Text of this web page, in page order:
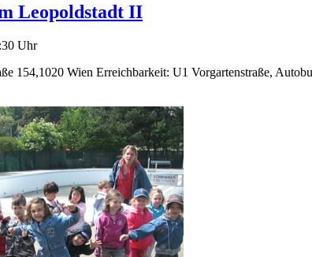
Leopoldstadt II
Uhr
154,1020 Wien Erreichbarkeit: U1 Vorgartenstraße,